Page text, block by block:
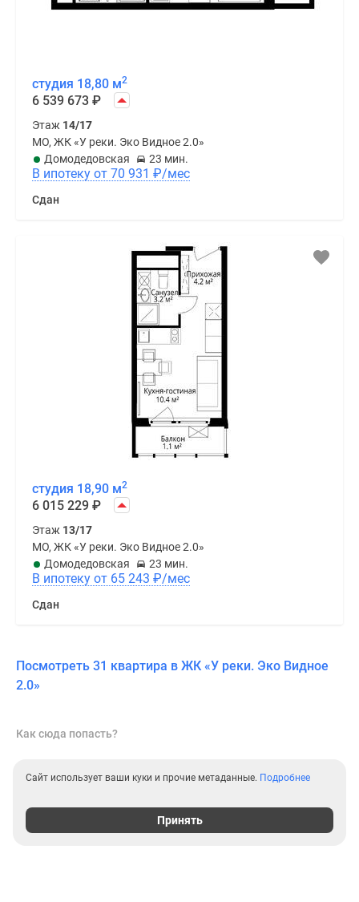
студия 18,80 м2
6 539 673 ₽
Этаж 14/17
МО, ЖК «У реки. Эко Видное 2.0»
Домодедовская
23 мин.
В ипотеку от 70 931 ₽/мес
Сдан
студия 18,90 м2
6 015 229 ₽
Этаж 13/17
МО, ЖК «У реки. Эко Видное 2.0»
Домодедовская
23 мин.
В ипотеку от 65 243 ₽/мес
Сдан
Посмотреть 31 квартира в ЖК «У реки. Эко Видное
2.0»
Как сюда попасть?
Сайт использует ваши куки и прочие метаданные. Подробнее
Принять